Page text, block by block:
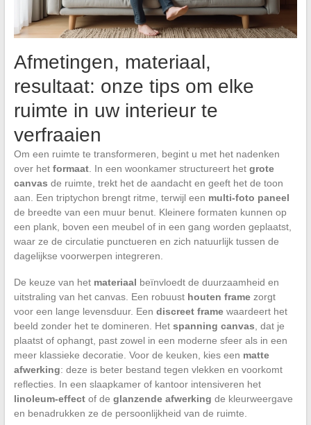
Afmetingen, materiaal,
resultaat: onze tips om elke
ruimte in uw interieur te
verfraaien
Om een ruimte te transformeren, begint u met het nadenken
over het formaat. In een woonkamer structureert het grote
canvas de ruimte, trekt het de aandacht en geeft het de toon
aan. Een triptychon brengt ritme, terwijl een multi-foto paneel
de breedte van een muur benut. Kleinere formaten kunnen op
een plank, boven een meubel of in een gang worden geplaatst,
waar ze de circulatie punctueren en zich natuurlijk tussen de
dagelijkse voorwerpen integreren.
De keuze van het materiaal beïnvloedt de duurzaamheid en
uitstraling van het canvas. Een robuust houten framezorgt
voor een lange levensduur. Een discreet framewaardeert het
beeld zonder het te domineren. Het spanning canvas , dat je
plaatst of ophangt, past zowel in een moderne sfeer als in een
meer klassieke decoratie. Voor de keuken, kies een matte
afwerking: deze is beter bestand tegen vlekken en voorkomt
reflecties. In een slaapkamer of kantoor intensiveren het
linoleum-effectof de glanzende afwerking de kleurweergave
en benadrukken ze de persoonlijkheid van de ruimte.